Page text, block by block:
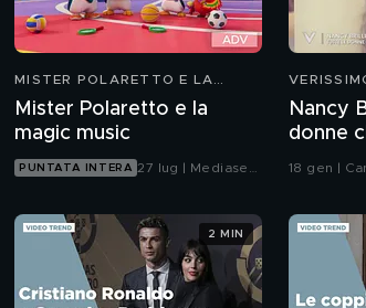
MISTER POLARETTO E LA
Mister Polaretto e la
magic music
PUNTATA INTERA 27 lug | Mediaset
Nancy
donne
18 gen |
2 MIN